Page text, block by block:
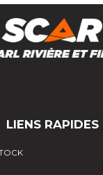
LIENS RAPIDES